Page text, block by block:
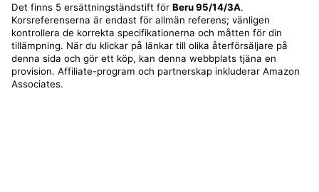
Det finns 5 ersättningständstift för Beru 95/14/3A.
Korsreferenserna är endast för allmän referens; vänligen
kontrollera de korrekta specifikationerna och måtten för din
tillämpning. När du klickar på länkar till olika återförsäljare på
denna sida och gör ett köp, kan denna webbplats tjäna en
provision. Affiliate-program och partnerskap inkluderar Amazon
Associates.